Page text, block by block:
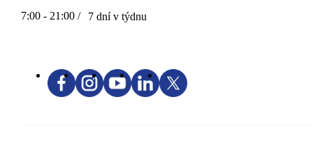
7:00 - 21:00 / 7 dní v týdnu